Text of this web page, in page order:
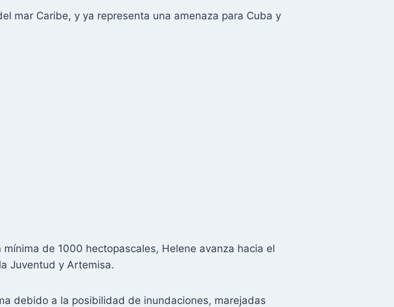
mar Caribe, y ya representa una amenaza para Cuba y
de 1000 hectopascales, Helene avanza hacia el
Juventud y Artemisa.
debido a la posibilidad de inundaciones, marejadas